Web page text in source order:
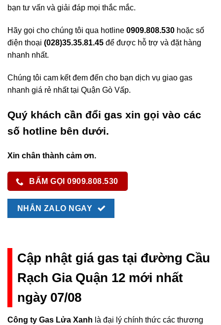
bạn tư vấn và giải đáp mọi thắc mắc.
Hãy gọi cho chúng tôi qua hotline 0909.808.530 hoặc số
điện thoại (028)35.35.81.45 để được hỗ trợ và đặt hàng
nhanh nhất.
Chúng tôi cam kết đem đến cho bạn dịch vụ giao gas
nhanh giá rẻ nhất tại Quận Gò Vấp.
Quý khách cần đổi gas xin gọi vào các
số hotline bên dưới.
Xin chân thành cảm ơn.
BẤM GỌI 0909.808.530
NHẮN ZALO NGAY
Cập nhật giá gas tại đường Cầu
Rạch Gia Quận 12 mới nhất
ngày 07/08
Công ty Gas Lửa Xanh là đại lý chính thức các thương